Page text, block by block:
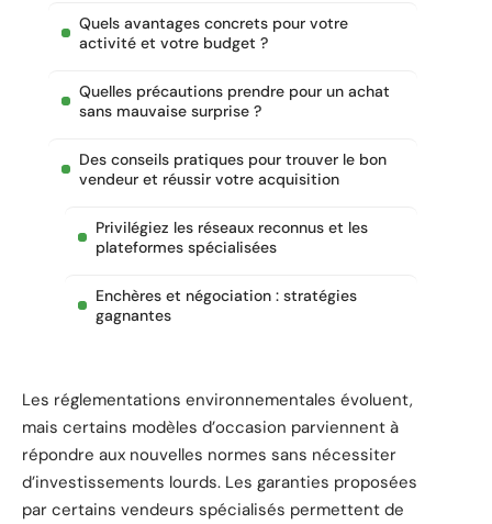
Quels avantages concrets pour votre
activité et votre budget ?
Quelles précautions prendre pour un achat
sans mauvaise surprise ?
Des conseils pratiques pour trouver le bon
vendeur et réussir votre acquisition
Privilégiez les réseaux reconnus et les
plateformes spécialisées
Enchères et négociation : stratégies
gagnantes
Les réglementations environnementales évoluent,
mais certains modèles d’occasion parviennent à
répondre aux nouvelles normes sans nécessiter
d’investissements lourds. Les garanties proposées
par certains vendeurs spécialisés permettent de